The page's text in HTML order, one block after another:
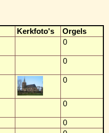
Kerkfoto's
Orgels
0
0
0
0
0